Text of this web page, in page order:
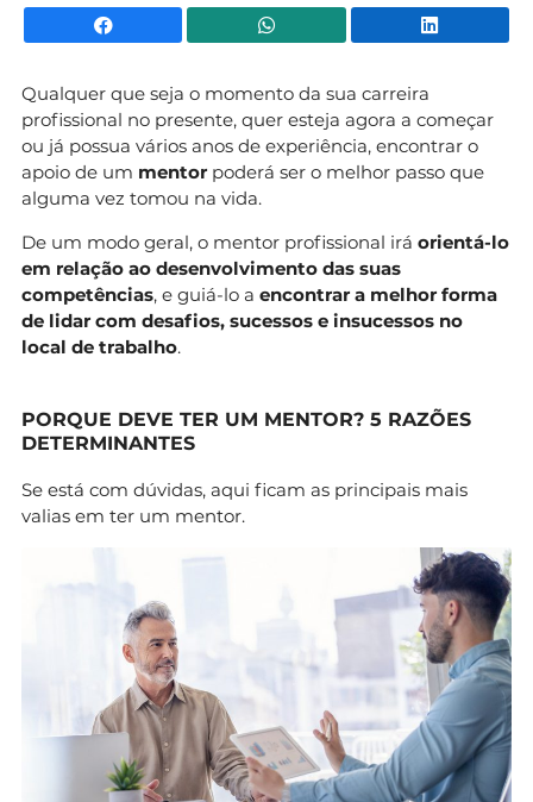
Facebook WhatsApp
Qualquer que seja o momento da sua carreira
profissional no presente, quer esteja agora a começar
ou já possua vários anos de experiência, encontrar o
apoio de um mentor poderá ser o melhor passo que
alguma vez tomou na vida.
De um modo geral, o mentor profissional irá orientá-lo
em relação ao desenvolvimento das suas
competências, e guiá-lo a encontrar a melhor forma
de lidar com desafios, sucessos e insucessos no
local de trabalho.
PORQUE DEVE TER UM MENTOR? 5 RAZÕES
DETERMINANTES
Se está com dúvidas, aqui ficam as principais mais
valias em ter um mentor.